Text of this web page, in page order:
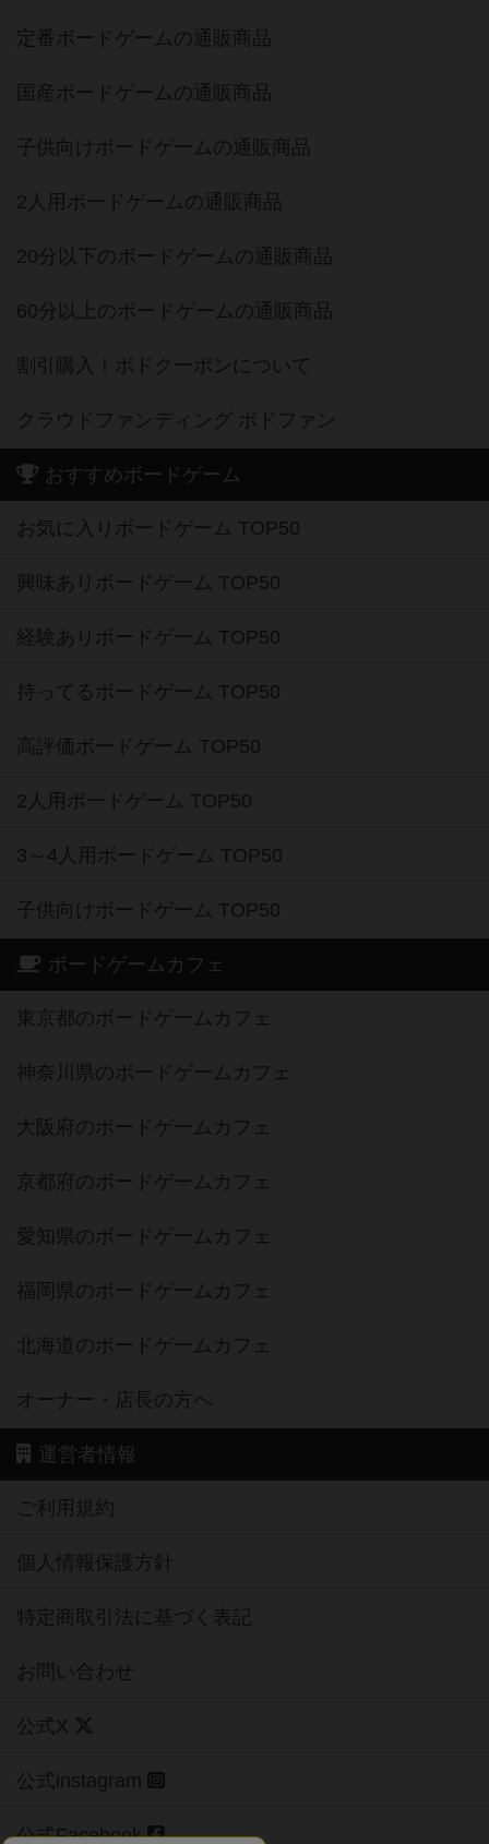
定番ボードゲームの通販商品
国産ボードゲームの通販商品
子供向けボードゲームの通販商品
2人用ボードゲームの通販商品
20分以下のボードゲームの通販商品
60分以上のボードゲームの通販商品
割引購入！ボドクーポンについて
クラウドファンディング ボドファン
おすすめボードゲーム
お気に入りボードゲーム TOP50
興味ありボードゲーム TOP50
経験ありボードゲーム TOP50
持ってるボードゲーム TOP50
高評価ボードゲーム TOP50
2人用ボードゲーム TOP50
3～4人用ボードゲーム TOP50
子供向けボードゲーム TOP50
ボードゲームカフェ
東京都のボードゲームカフェ
神奈川県のボードゲームカフェ
大阪府のボードゲームカフェ
京都府のボードゲームカフェ
愛知県のボードゲームカフェ
福岡県のボードゲームカフェ
北海道のボードゲームカフェ
オーナー・店長の方へ
運営者情報
ご利用規約
個人情報保護方針
特定商取引法に基づく表記
お問い合わせ
公式X
公式instagram
公式Facebook